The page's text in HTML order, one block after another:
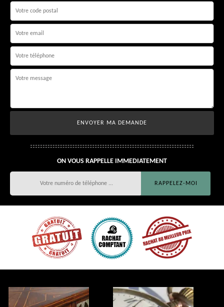
ON VOUS RAPPELLE IMMEDIATEMENT